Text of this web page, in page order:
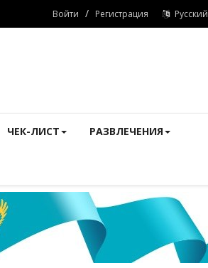
Войти / Регистрация Русский
ЧЕК-ЛИСТ РАЗВЛЕЧЕНИЯ